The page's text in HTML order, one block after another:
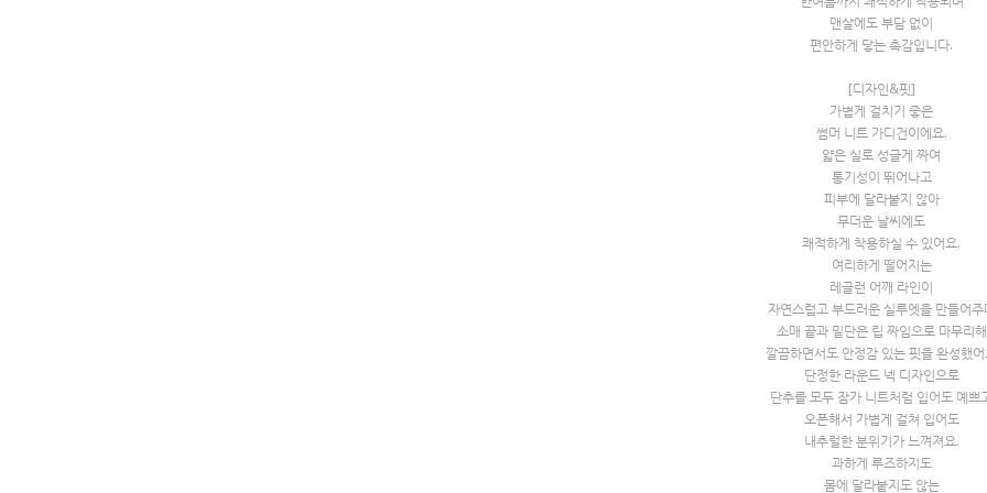
맨살에도 부담 없이
편안하게 닿는 촉감입니다.
[디자인&핏]
가볍게 걸치기 좋은
썸머 니트 가디건이에요.
얇은 실로 성글게 짜여
통기성이 뛰어나고
피부에 달라붙지 않아
무더운 날씨에도
쾌적하게 착용하실 수 있어요.
여리하게 떨어지는
레글런 어깨 라인이
자연스럽고 부드러운 실루엣을 만들어주
소매 끝과 밑단은 립 짜임으로 마무리해
깔끔하면서도 안정감 있는 핏을 완성했
단정한 라운드 넥 디자인으로
단추를 모두 잠가 니트처럼 입어도 예쁘
오픈해서 가볍게 걸쳐 입어도
내추럴한 분위기가 느껴져요.
과하게 루즈하지도
몸에 달라붙지도 않는